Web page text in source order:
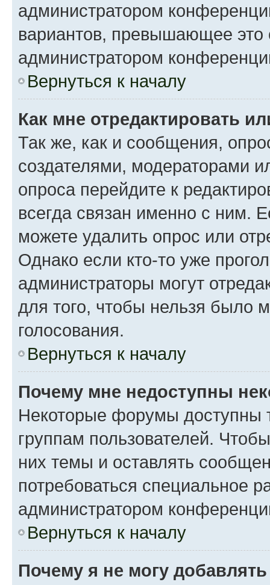
администратором
вариантов, превышающее это
администратором
Вернуться к началу
Как мне отредактировать
Так же, как и сообщения,
создателями, модераторами
опроса перейдите к
всегда связан именно с ним.
можете удалить опрос или
Однако если кто-то уже
администраторы могут
для того, чтобы нельзя было
голосования.
Вернуться к началу
Почему мне недоступны
Некоторые форумы доступны
группам пользователей.
них темы и оставлять
потребоваться специальное
администратором
Вернуться к началу
Почему я не могу